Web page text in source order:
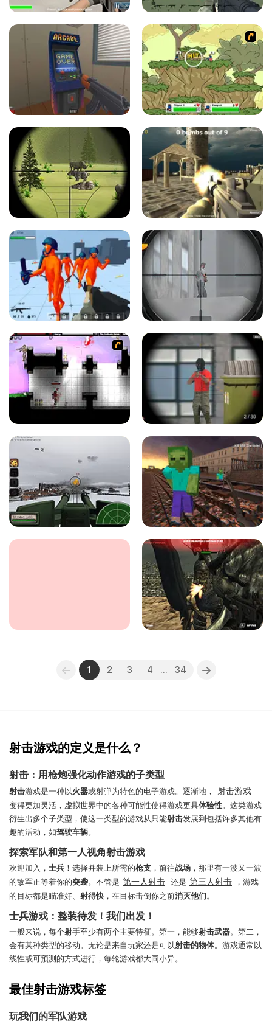
1 2 3 4 ... 34
射击游戏的定义是什么？
射击：用枪炮强化动作游戏的子类型
射击游戏是一种以火器或射弹为特色的电子游戏。逐渐地， 射击游戏
变得更加灵活，虚拟世界中的各种可能性使得游戏更具体验性。这类游戏
衍生出多个子类型，使这一类型的游戏从只能射击发展到包括许多其他有
趣的活动，如驾驶车辆。
探索军队和第一人视角射击游戏
欢迎加入， 士兵 ！选择并装上所需的枪支 ，前往战场 ，那里有一波又一波
的敌军正等着你的突袭。不管是 第一人射击 还是 第三人射击
，游戏
的目标都是瞄准好、 射得快 ，在目标击倒你之前消灭他们。
士兵游戏：整装待发！我们出发！
一般来说，每个射手至少有两个主要特征。第一，能够射击武器。第二，
会有某种类型的移动。无论是来自玩家还是可以射击的物体。游戏通常以
线性或可预测的方式进行，每轮游戏都大同小异。
最佳射击游戏标签
玩我们的军队游戏